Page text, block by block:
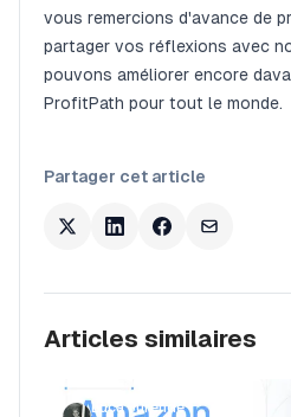
vous remercions d'avance de
partager vos réflexions avec
pouvons améliorer encore
ProfitPath pour tout le monde.
Partager cet article
Articles similaires
Luca Jurende